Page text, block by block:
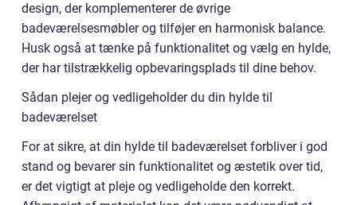
design, der komplementerer de øvrige
badeværelsesmøbler og tilføjer en harmonisk balance.
Husk også at tænke på funktionalitet og vælg en hylde,
der har tilstrækkelig opbevaringsplads til dine behov.
Sådan plejer og vedligeholder du din hylde til
badeværelset
For at sikre, at din hylde til badeværelset forbliver i god
stand og bevarer sin funktionalitet og æstetik over tid,
er det vigtigt at pleje og vedligeholde den korrekt.